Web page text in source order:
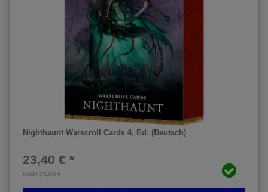
Nighthaunt Warscroll Cards 4. Ed. (Deutsch)
Statt 26,00 €
23,40 € *